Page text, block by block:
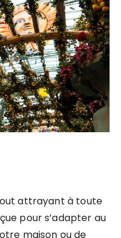
attrayant à toute
pour s’adapter au
maison ou de